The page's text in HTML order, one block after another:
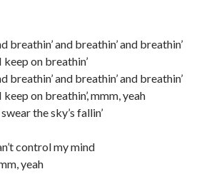
breathin’ and breathin’ and breathin’
on breathin’
breathin’ and breathin’ and breathin’
on breathin’, mmm, yeah
the sky’s fallin’
control my mind
yeah